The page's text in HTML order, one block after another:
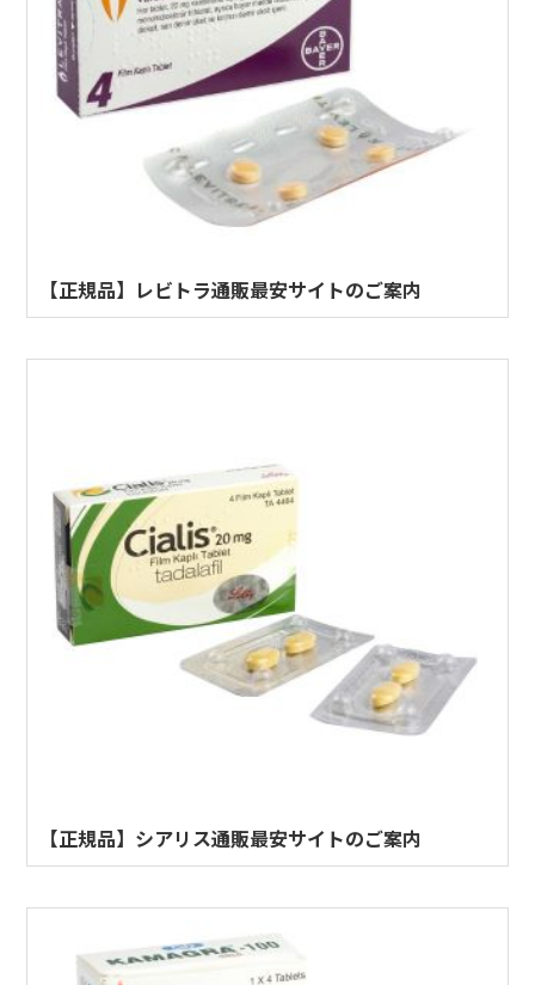
【正規品】レビトラ通販最安サイトのご案内
【正規品】シアリス通販最安サイトのご案内